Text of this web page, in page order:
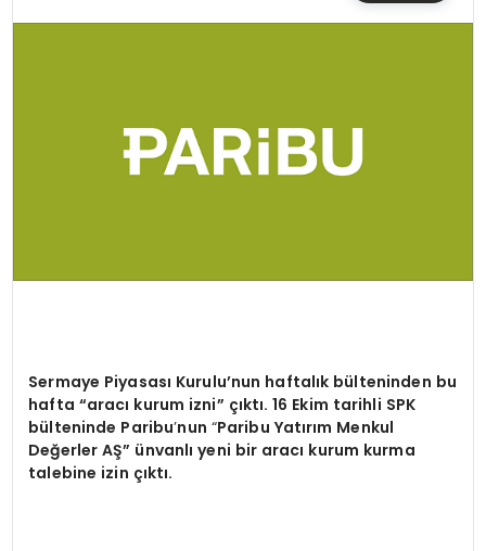
TEKNOLOJI
Sermaye Piyasası Kurulu’nun haftalık bülteninden bu
hafta “aracı kurum izni” çıktı. 16 Ekim tarihli SPK
bülteninde Paribu’nun “Paribu Yatırım Menkul
Değerler AŞ” ünvanlı yeni bir aracı kurum kurma
talebine izin çıktı.